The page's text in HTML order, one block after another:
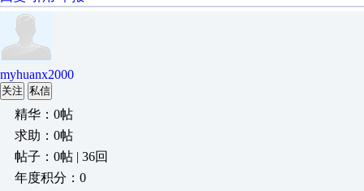
myhuanx2000
关注 私信
精华：0帖
求助：0帖
帖子：0帖 | 36回
年度积分：0